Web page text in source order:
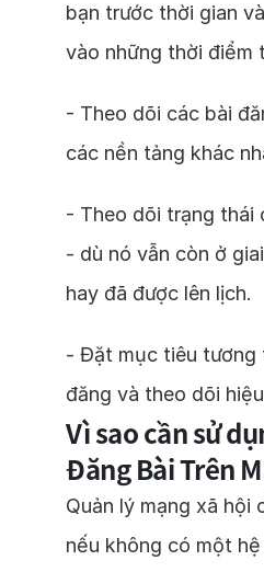
bạn trước thời gian
vào những thời điểm
- Theo dõi các bài
các nền tảng khác
- Theo dõi trạng thái
- dù nó vẫn còn ở
hay đã được lên lịch.
- Đặt mục tiêu tương
đăng và theo dõi
Vì sao cần sử
Đăng Bài Trên
Quản lý mạng xã hội
nếu không có một